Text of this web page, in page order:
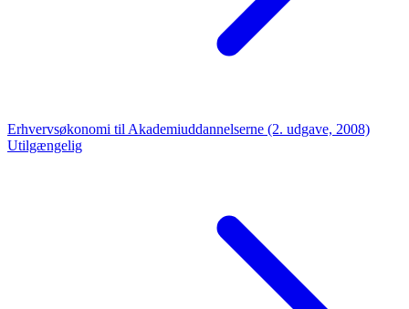
Erhvervsøkonomi til Akademiuddannelserne (2. udgave, 2008)
Utilgængelig